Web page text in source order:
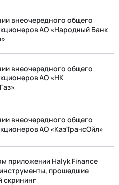
внеочередного общего
АО «Народный Банк
внеочередного общего
АО «НК
внеочередного общего
АО «КазТрансОйл»
приложении Halyk Finance
прошедшие
скрининг